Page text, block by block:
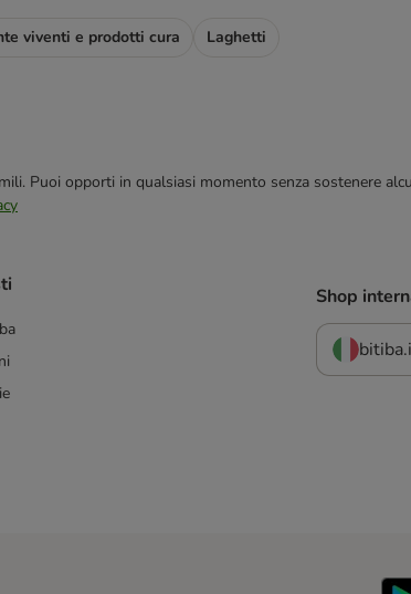
viventi e prodotti cura Laghetti
Puoi opporti in qualsiasi momento senza sostenere
Shop